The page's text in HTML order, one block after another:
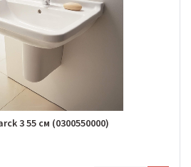
3 55 cм (0300550000)